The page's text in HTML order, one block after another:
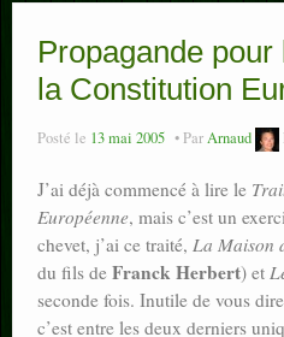
Infos
Contact
Propagande
la Constitution
Posté le 13 mai 2005 ParArnaud
J’ai déjà commencé à lire le
Européenne, mais c’est un
chevet, j’ai ce traité, La Maison
du fils de Franck Herbert) et
seconde fois. Inutile de vous
c’est entre les deux derniers